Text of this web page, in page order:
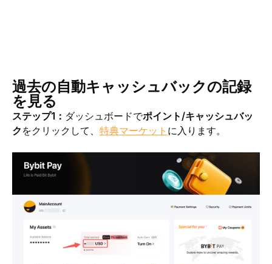
過去の自動キャッシュバックの記録
を見る
ステップ1： ダッシュボードでポイント/キャッシュバッ
ク をクリックして 特典マーケット に入ります。